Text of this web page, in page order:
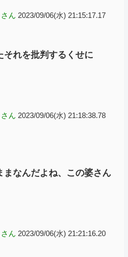
ん 2023/09/06(水) 21:15:17.17
それを批判するくせに
ん 2023/09/06(水) 21:18:38.78
まなんだよね、この婆さん
ん 2023/09/06(水) 21:21:16.20